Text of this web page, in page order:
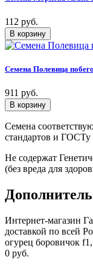
112 руб.
Семена Полевица
911 руб.
Семена
стандартов и
Не содержат
(без вреда для
Интернет-магазин
доставкой по всей
огурец боровичок
0 руб.